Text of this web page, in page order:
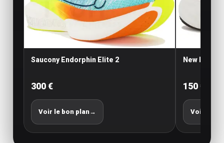
Saucony Endorphin Elite 2
300 €
Voir le bon plan→
New
150 €
Voir le